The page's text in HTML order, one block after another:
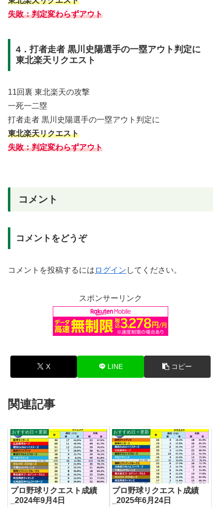
失敗：判定変わらずアウト
4．打者走者 黒川史陽選手の一塁アウト判定に
東北楽天リクエスト
11回裏 東北楽天の攻撃
一死一二塁
打者走者 黒川史陽選手の一塁アウト判定に
東北楽天リクエスト
失敗：判定変わらずアウト
コメント
コメントをどうぞ
コメントを投稿するには ログイン してください。
スポンサーリンク
X LINE コピー
関連記事
おすすめ日々更新
プロ野球リクエスト成績
_2024年9月4日
おすすめ日々更新
プロ野球リクエスト成績
_2025年6月24日